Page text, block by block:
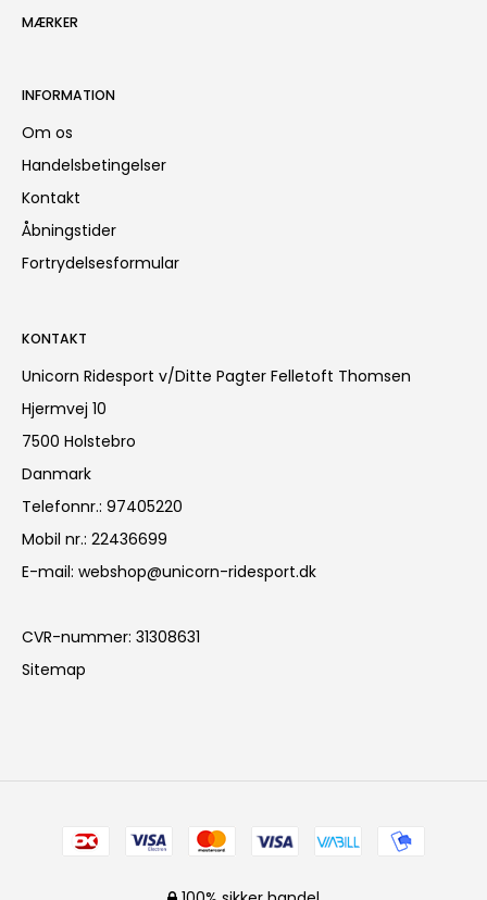
MÆRKER
INFORMATION
Om os
Handelsbetingelser
Kontakt
Åbningstider
Fortrydelsesformular
KONTAKT
Unicorn Ridesport v/Ditte Pagter Felletoft Thomsen
Hjermvej 10
7500 Holstebro
Danmark
Telefonnr.: 97405220
Mobil nr.: 22436699
E-mail: webshop@unicorn-ridesport.dk
CVR-nummer: 31308631
Sitemap